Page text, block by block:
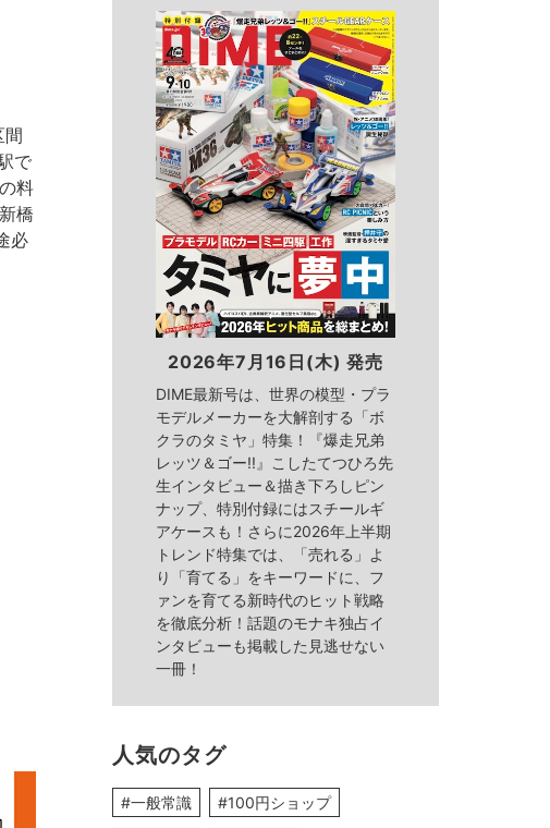
間
で
料
橋
必
2026年7月16日(木) 発売
DIME最新号は、世界の模型・プラ
モデルメーカーを大解剖する「ボ
クラのタミヤ」特集！『爆走兄弟
レッツ＆ゴー!!』こしたてつひろ先
生インタビュー＆描き下ろしピン
ナップ、特別付録にはスチールギ
アケースも！さらに2026年上半期
トレンド特集では、「売れる」よ
り「育てる」をキーワードに、フ
ァンを育てる新時代のヒット戦略
を徹底分析！話題のモナキ独占イ
ンタビューも掲載した見逃せない
一冊！
人気のタグ
#一般常識 #100円ショップ